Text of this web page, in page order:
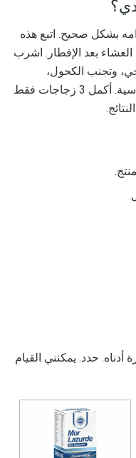
بشكل صحيح. اتبع هذه
العشاء بعد الإفطار. اشرب
وتجنب الكحول،
والإقلاع عن التدخين هي العوامل الأساسية. أكمل 3 زجاجات فقط
حدد. يمكنني القيام